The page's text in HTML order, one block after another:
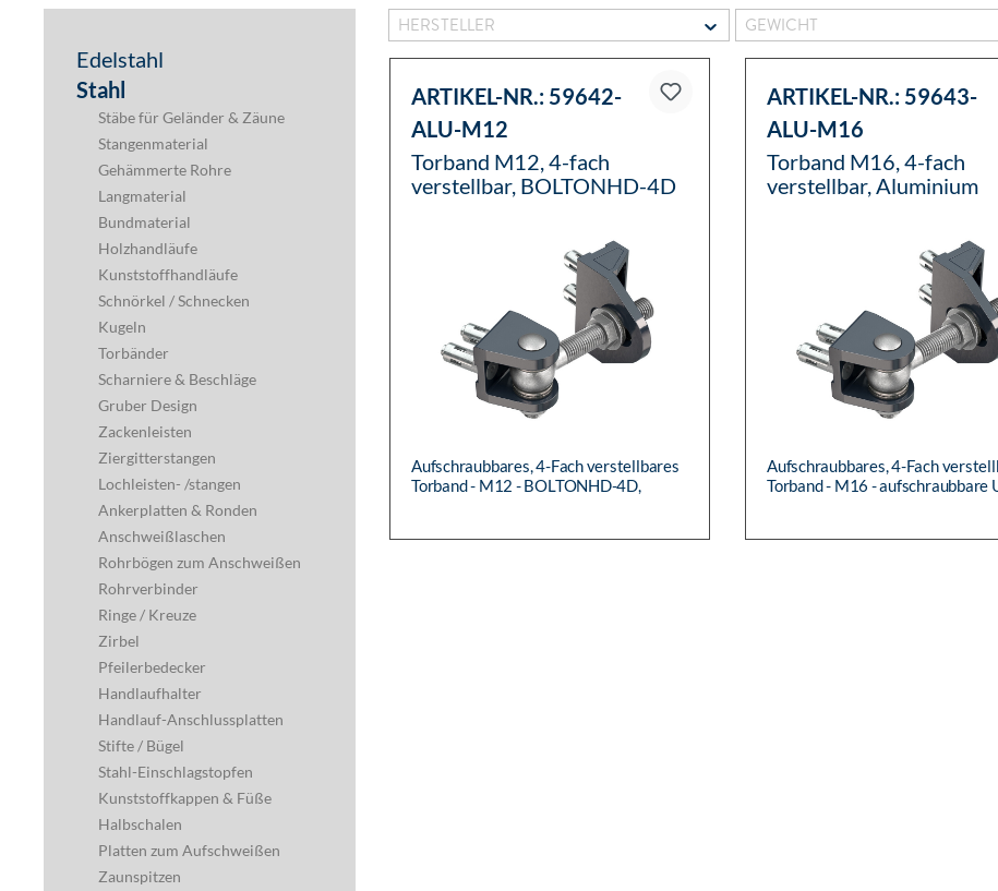
Edelstahl
Stahl
Stäbe für Geländer & Zäune
Stangenmaterial
Gehämmerte Rohre
Langmaterial
Bundmaterial
Holzhandläufe
Kunststoffhandläufe
Schnörkel / Schnecken
Kugeln
Torbänder
Scharniere & Beschläge
Gruber Design
Zackenleisten
Ziergitterstangen
Lochleisten- /stangen
Ankerplatten & Ronden
Anschweißlaschen
Rohrbögen zum Anschweißen
Rohrverbinder
Ringe / Kreuze
Zirbel
Pfeilerbedecker
Handlaufhalter
Handlauf-Anschlussplatten
Stifte / Bügel
Stahl-Einschlagstopfen
Kunststoffkappen & Füße
Halbschalen
Platten zum Aufschweißen
Zaunspitzen
HERSTELLER GEWICHT
ARTIKEL-NR.: 59642-
ALU-M12
Torband M12, 4-fach
verstellbar, BOLTONHD-4D
Aufschraubbares, 4-Fach verstellbares
Torband - M12 - BOLTONHD-4D,
ARTIKEL-NR.:59643-
ALU-M16
Torband M16, 4-fach
verstellbar, Aluminium
Aufschraubbares, 4-Fach
Torband - M16 - aufschraubbare